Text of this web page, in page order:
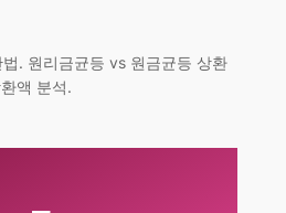
. 원리금균등 vs 원금균등 상환
액 분석.